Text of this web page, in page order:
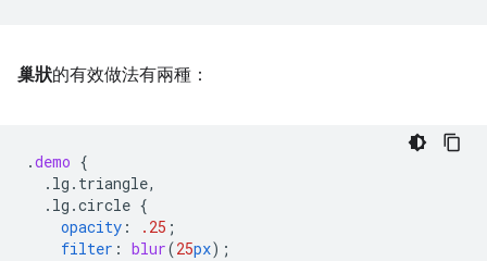
巢狀的有效做法有兩種：
.demo {
.lg.triangle,
.lg.circle {
opacity : .25 ;
filter : blur(25px);